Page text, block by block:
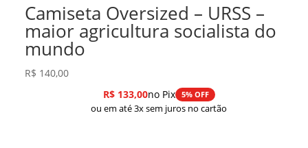
Camiseta Oversized – URSS –
maior agricultura socialista do
mundo
R$ 140,00
R$133,00no Pix 5% OFF
ou em até 3x sem juros no cartão